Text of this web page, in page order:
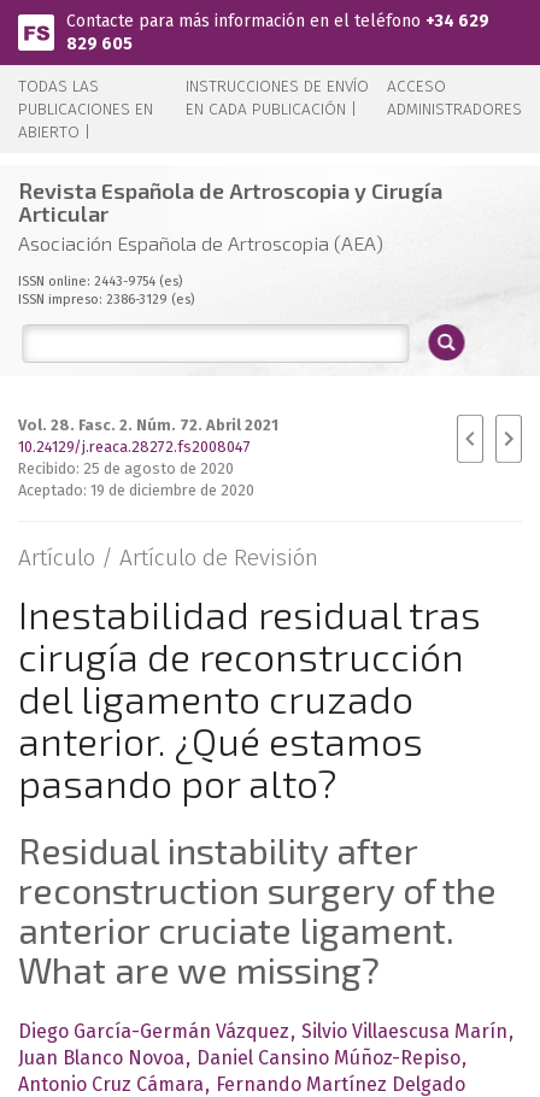
Pasar al contenido principal
Contacte para más información en el teléfono +34 629
829 605
TODAS LAS
PUBLICACIONES EN
ABIERTO |
INSTRUCCIONES DE ENVÍO
EN CADA PUBLICACIÓN |
ACCESO
ADMINISTRADORES
Revista Española de Artroscopia y Cirugía
Articular
Asociación Española de Artroscopia (AEA)
ISSN online: 2443-9754 (es)
ISSN impreso: 2386-3129 (es)
Vol. 28. Fasc. 2. Núm. 72. Abril 2021
10.24129/j.reaca.28272.fs2008047
Recibido: 25 de agosto de 2020
Aceptado: 19 de diciembre de 2020
Artículo / Artículo de Revisión
Inestabilidad residual tras
cirugía de reconstrucción
del ligamento cruzado
anterior. ¿Qué estamos
pasando por alto?
Residual instability after
reconstruction surgery of the
anterior cruciate ligament.
What are we missing?
Diego García-Germán Vázquez Silvio Villaescusa Marín
Juan Blanco Novoa
Daniel Cansino Múñoz-Repiso
Antonio Cruz Cámara
Fernando Martínez Delgado